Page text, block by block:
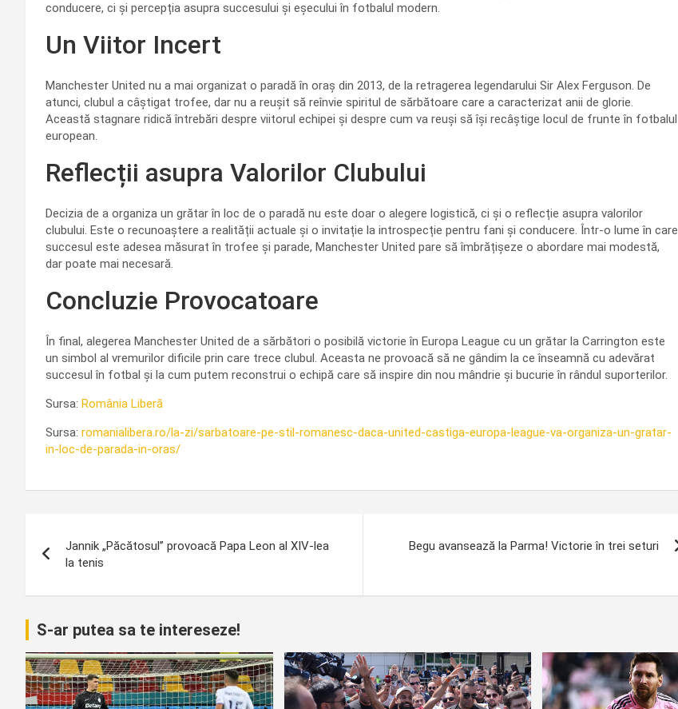
conducere, ci și percepția asupra succesului și eșecului în fotbalul modern.
Un Viitor Incert
Manchester United nu a mai organizat o paradă în oraș din 2013, de la retragerea legendarului Sir Alex Ferguson. De
atunci, clubul a câștigat trofee, dar nu a reușit să reînvie spiritul de sărbătoare care a caracterizat anii de glorie.
Această stagnare ridică întrebări despre viitorul echipei și despre cum va reuși să își recâștige locul de frunte în fotbalul
european.
Reflecții asupra Valorilor Clubului
Decizia de a organiza un grătar în loc de o paradă nu este doar o alegere logistică, ci și o reflecție asupra valorilor
clubului. Este o recunoaștere a realității actuale și o invitație la introspecție pentru fani și conducere. Într-o lume în care
succesul este adesea măsurat în trofee și parade, Manchester United pare să îmbrățișeze o abordare mai modestă,
dar poate mai necesară.
Concluzie Provocatoare
În final, alegerea Manchester United de a sărbători o posibilă victorie în Europa League cu un grătar la Carrington este
un simbol al vremurilor dificile prin care trece clubul. Aceasta ne provoacă să ne gândim la ce înseamnă cu adevărat
succesul în fotbal și la cum putem reconstrui o echipă care să inspire din nou mândrie și bucurie în rândul suporterilor.
Sursa: România Liberă
Sursa: romanialibera.ro/la-zi/sarbatoare-pe-stil-romanesc-daca-united-castiga-europa-league-va-organiza-un-gratar-
in-loc-de-parada-in-oras/
în
articole
Jannik „Păcătosul” provoacă Papa Leon al XIV-lea
la tenis
Begu avansează la Parma! Victorie în trei seturi
S-ar putea sa te intereseze!